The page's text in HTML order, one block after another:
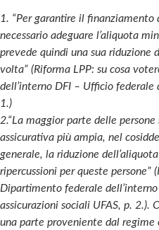
1. “Per garantire il finanziamento
necessario adeguare l’aliquota
prevede quindi una sua riduzione
volta” (Riforma LPP: su cosa
dell’interno DFI – Ufficio federale
1.)
2.“La maggior parte delle
assicurativa più ampia, nel
generale, la riduzione
ripercussioni per queste persone”
Dipartimento federale
assicurazioni sociali UFAS, p. 2.).
una parte proveniente dal regime